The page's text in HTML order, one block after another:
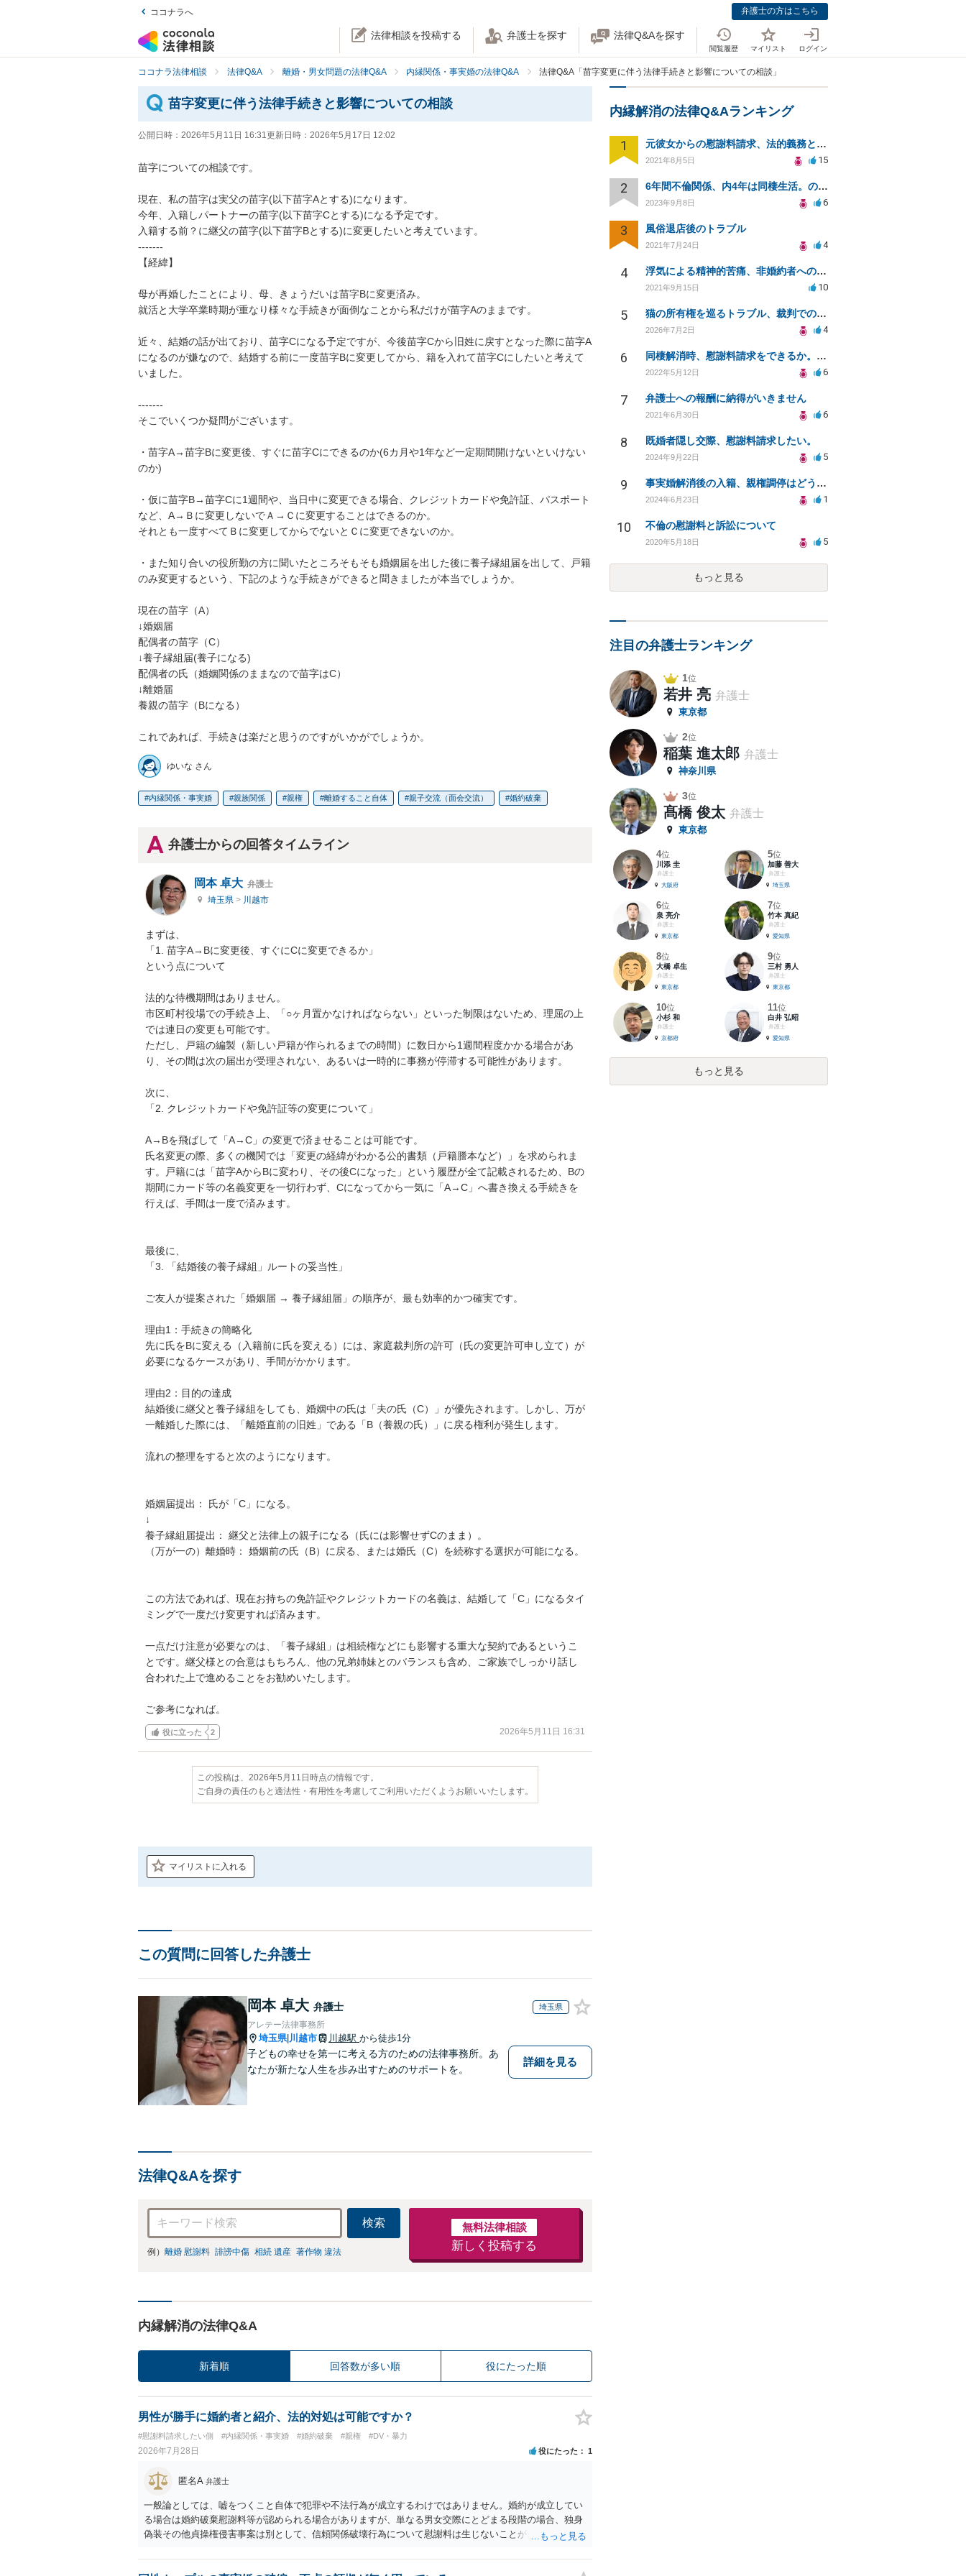
ココナラへ 弁護士の方はこちら
法律相談を投稿する 弁護士を探す 法律Q&Aを探す
閲覧履歴 マイリスト ログイン
ココナラ法律相談 法律Q&A 離婚・男女問題の法律Q&A 内縁関係・事実婚の法律Q&A 法律Q&A「苗字変更に伴う法律手続きと影響についての相談」
苗字変更に伴う法律手続きと影響についての相談
公開日時： 2026年5月11日 16:31更新日時： 2026年5月17日 12:02
苗字についての相談です。
現在、私の苗字は実父の苗字(以下苗字Aとする)になります。
今年、入籍しパートナーの苗字(以下苗字Cとする)になる予定です。
入籍する前？に継父の苗字(以下苗字Bとする)に変更したいと考えています。
-------
【経緯】
母が再婚したことにより、母、きょうだいは苗字Bに変更済み。
就活と大学卒業時期が重なり様々な手続きが面倒なことから私だけが苗字Aのままです。
近々、結婚の話が出ており、苗字Cになる予定ですが、今後苗字Cから旧姓に戻すとなった際に苗字A
になるのが嫌なので、結婚する前に一度苗字Bに変更してから、籍を入れて苗字Cにしたいと考えて
いました。
-------
そこでいくつか疑問がございます。
・苗字A→苗字Bに変更後、すぐに苗字Cにできるのか(6カ月や1年など一定期間開けないといけない
のか)
・仮に苗字B→苗字Cに1週間や、当日中に変更できる場合、クレジットカードや免許証、パスポート
など、A→Ｂに変更しないでＡ→Ｃに変更することはできるのか。
それとも一度すべてＢに変更してからでないとＣに変更できないのか。
・また知り合いの役所勤の方に聞いたところそもそも婚姻届を出した後に養子縁組届を出して、戸籍
のみ変更するという、下記のような手続きができると聞きましたが本当でしょうか。
現在の苗字（A）
↓婚姻届
配偶者の苗字（C）
↓養子縁組届(養子になる)
配偶者の氏（婚姻関係のままなので苗字はC）
↓離婚届
養親の苗字（Bになる）
これであれば、手続きは楽だと思うのですがいかがでしょうか。
ゆいな さん
内縁関係・事実婚 親族関係 親権 離婚すること自体 親子交流（面会交流） 婚約破棄
弁護士からの回答タイムライン
岡本 卓大 弁護士
埼玉県 > 川越市
まずは、
「1. 苗字A→Bに変更後、すぐにCに変更できるか」
という点について
法的な待機期間はありません。
市区町村役場での手続き上、「○ヶ月置かなければならない」といった制限はないため、理屈の上
では連日の変更も可能です。
ただし、戸籍の編製（新しい戸籍が作られるまでの時間）に数日から1週間程度かかる場合があ
り、その間は次の届出が受理されない、あるいは一時的に事務が停滞する可能性があります。
次に、
「2. クレジットカードや免許証等の変更について」
A→Bを飛ばして「A→C」の変更で済ませることは可能です。
氏名変更の際、多くの機関では「変更の経緯がわかる公的書類（戸籍謄本など）」を求められま
す。戸籍には「苗字AからBに変わり、その後Cになった」という履歴が全て記載されるため、Bの
期間にカード等の名義変更を一切行わず、Cになってから一気に「A→C」へ書き換える手続きを
行えば、手間は一度で済みます。
最後に、
「3. 「結婚後の養子縁組」ルートの妥当性」
ご友人が提案された「婚姻届 → 養子縁組届」の順序が、最も効率的かつ確実です。
理由1：手続きの簡略化
先に氏をBに変える（入籍前に氏を変える）には、家庭裁判所の許可（氏の変更許可申し立て）が
必要になるケースがあり、手間がかかります。
理由2：目的の達成
結婚後に継父と養子縁組をしても、婚姻中の氏は「夫の氏（C）」が優先されます。しかし、万が
一離婚した際には、「離婚直前の旧姓」である「B（養親の氏）」に戻る権利が発生します。
流れの整理をすると次のようになります。
婚姻届提出： 氏が「C」になる。
↓
養子縁組届提出： 継父と法律上の親子になる（氏には影響せずCのまま）。
（万が一の）離婚時： 婚姻前の氏（B）に戻る、または婚氏（C）を続称する選択が可能になる。
この方法であれば、現在お持ちの免許証やクレジットカードの名義は、結婚して「C」になるタイ
ミングで一度だけ変更すれば済みます。
一点だけ注意が必要なのは、「養子縁組」は相続権などにも影響する重大な契約であるというこ
とです。継父様との合意はもちろん、他の兄弟姉妹とのバランスも含め、ご家族でしっかり話し
合われた上で進めることをお勧めいたします。
ご参考になれば。
役に立った 2 2026年5月11日 16:31
この投稿は、2026年5月11日時点の情報です。
ご自身の責任のもと適法性・有用性を考慮してご利用いただくようお願いいたします。
マイリストに入れる
この質問に回答した弁護士
岡本 卓大 弁護士 埼玉県
アレテー法律事務所
埼玉県| 川越市 川越駅 から徒歩1分
子どもの幸せを第一に考える方のための法律事務所。あ
なたが新たな人生を歩み出すためのサポートを。
詳細を見る
法律Q&Aを探す
検索
例） 離婚 慰謝料 誹謗中傷 相続 遺産 著作物 違法
無料法律相談
新しく投稿する
内縁解消の法律Q&A
新着順 回答数が多い順 役にたった順
男性が勝手に婚約者と紹介、法的対処は可能ですか？
#慰謝料請求したい側 #内縁関係・事実婚 #婚約破棄 #親権 #DV・暴力
2026年7月28日 役にたった 1
匿名A 弁護士
一般論としては、嘘をつくこと自体で犯罪や不法行為が成立するわけではありません。婚約が成立してい
る場合は婚約破棄慰謝料等が認められる場合がありますが、単なる男女交際にとどまる段階の場合、独身
偽装その他貞操権侵害事案は別として、信頼関係破壊行為について慰謝料は生じないことが多いと思われ
ったということですので、むしろ結婚しなくてよかったと割り切って、交際を終わらせるのがよいと思い
内縁解消の法律Q&Aランキング
1 元彼女からの慰謝料請求、法的義務と対応策は？
2021年8月5日 15
2 6年間不倫関係、内4年は同棲生活。のち、私から同棲解消し、手切れ金請求したい。
2023年9月8日 6
3 風俗退店後のトラブル
2021年7月24日 4
4 浮気による精神的苦痛、非婚約者への慰謝料請求は可能か
2021年9月15日 10
5 猫の所有権を巡るトラブル、裁判での勝算は？
2026年7月2日 4
6 同棲解消時、慰謝料請求をできるか。また妥当な金額はいくらか。
2022年5月12日 6
7 弁護士への報酬に納得がいきません
2021年6月30日 6
8 既婚者隠し交際、慰謝料請求したい。
2024年9月22日 5
9 事実婚解消後の入籍、親権調停はどうなる？
2024年6月23日 1
10 不倫の慰謝料と訴訟について
2020年5月18日 5
もっと見る
注目の弁護士ランキング
1位
若井 亮 弁護士
東京都
2位
稲葉 進太郎 弁護士
神奈川県
3位
髙橋 俊太 弁護士
東京都
4位
川添 圭
弁護士
大阪府
5位
加藤 善大
弁護士
埼玉県
6位
泉 亮介
弁護士
東京都
7位
竹本 真紀
弁護士
愛知県
8位
大橋 卓生
弁護士
東京都
9位
三村 勇人
弁護士
東京都
10位
小杉 和
弁護士
京都府
11位
白井 弘昭
弁護士
愛知県
もっと見る